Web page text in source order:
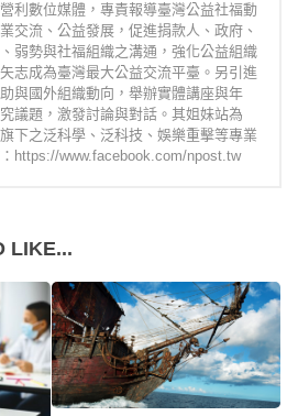
利數位媒體，專責報導臺灣公益社福動
交流、公益發展，促進捐款人、政府、
弱勢與社福組織之溝通，強化公益組織
志成為臺灣最大公益交流平臺。另引進
與國外組織動向，舉辦實體講座與年
議題，激發討論與對話。其姐妹站為
旗下之泛科學、泛科技、娛樂重擊等專業
https://www.facebook.com/npost.tw
LIKE...